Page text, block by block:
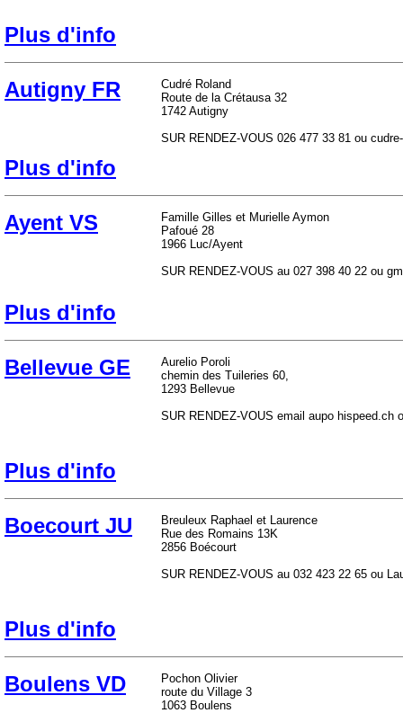
Plus d'info
Autigny FR
Cudré Roland
Route de la Crétausa 32
1742 Autigny
SUR RENDEZ-VOUS 026 477 33 81 ou
Plus d'info
Ayent VS
Famille Gilles et Murielle Aymon
Pafoué 28
1966 Luc/Ayent
SUR RENDEZ-VOUS au 027 398 40 22 ou
Plus d'info
Bellevue GE
Aurelio Poroli
chemin des Tuileries 60,
1293 Bellevue
SUR RENDEZ-VOUS email aupo hispeed.ch
Plus d'info
Boecourt JU
Breuleux Raphael et Laurence
Rue des Romains 13K
2856 Boécourt
SUR RENDEZ-VOUS au 032 423 22 65 ou
Plus d'info
Boulens VD
Pochon Olivier
route du Village 3
1063 Boulens